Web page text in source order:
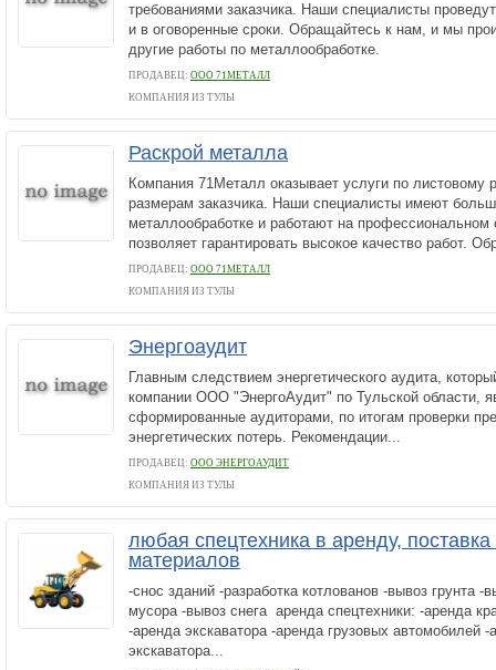
требованиями заказчика. Наши специалисты
и в оговоренные сроки. Обращайтесь к нам, и мы
другие работы по металлообработке.
ПРОДАВЕЦ: ООО 71МЕТАЛЛ
КОМПАНИЯ ИЗ ТУЛЫ
Раскрой металла
Компания 71Металл оказывает услуги по листовому
размерам заказчика. Наши специалисты имеют
металлообработке и работают на профессиональном
позволяет гарантировать высокое качество работ.
ПРОДАВЕЦ: ООО 71МЕТАЛЛ
КОМПАНИЯ ИЗ ТУЛЫ
Энергоаудит
Главным следствием энергетического аудита,
компании ООО "ЭнергоАудит" по Тульской области,
сформированные аудиторами, по итогам проверки
энергетических потерь. Рекомендации...
ПРОДАВЕЦ: ООО ЭНЕРГОАУДИТ
КОМПАНИЯ ИЗ ТУЛЫ
любая спецтехника в аренду,
материалов
-снос зданий -разработка котлованов -вывоз грунта -
мусора -вывоз снега аренда спецтехники: -аренда
-аренда экскаватора -аренда грузовых автомобилей
экскаватора...